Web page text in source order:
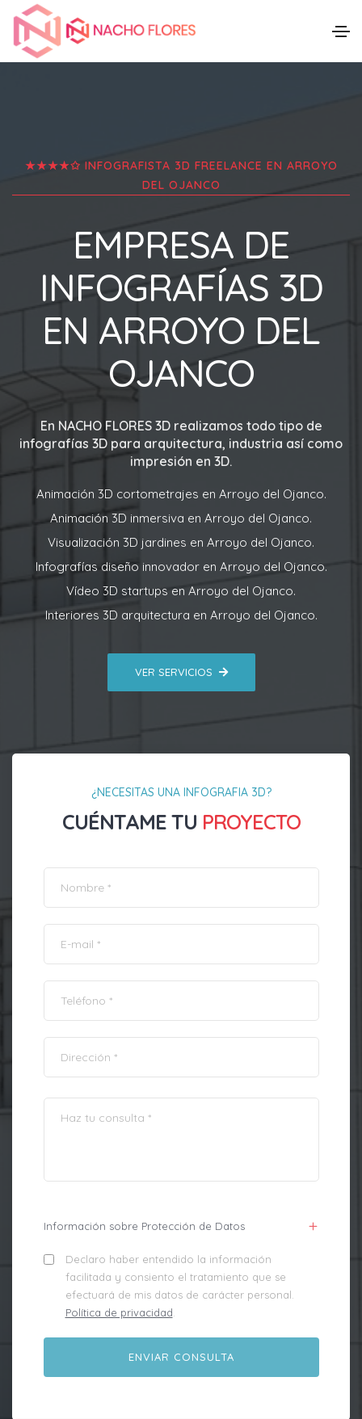
★★★★✩ INFOGRAFISTA 3D FREELANCE EN ARROYO
DEL OJANCO
EMPRESA DE
INFOGRAFÍAS 3D
EN ARROYO DEL
OJANCO
En NACHO FLORES 3Drealizamos todo tipo de
infografías 3D para arquitectura, industria así como
impresión en 3D.
Animación 3D cortometrajes en Arroyo del Ojanco.
Animación 3D inmersiva en Arroyo del Ojanco.
Visualización 3D jardines en Arroyo del Ojanco.
Infografías diseño innovador en Arroyo del Ojanco.
Vídeo 3D startups en Arroyo del Ojanco.
Interiores 3D arquitectura en Arroyo del Ojanco.
VER SERVICIOS
¿NECESITAS UNA INFOGRAFIA 3D?
CUÉNTAME TU PROYECTO
Información sobre Protección de Datos
Declaro haber entendido la información
facilitada y consiento el tratamiento que se
efectuará de mis datos de carácter personal.
Política de privacidad.